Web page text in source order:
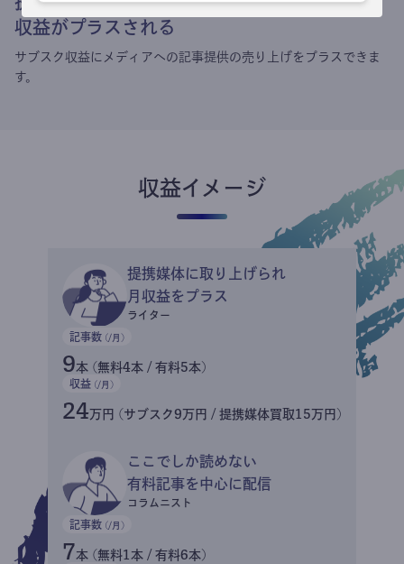
収益がプラスされる
サブスク収益にメディアへの記事提供の売り上げをプラスできま
す。
収益イメージ
提携媒体に取り上げられ
月収益をプラス
ライター
記事数 (/月)
9本 (無料4本 / 有料5本)
収益 (/月)
24万円 (サブスク9万円 / 提携媒体買取15万円)
ここでしか読めない
有料記事を中心に配信
コラムニスト
記事数 (/月)
7本 (無料1本 / 有料6本)